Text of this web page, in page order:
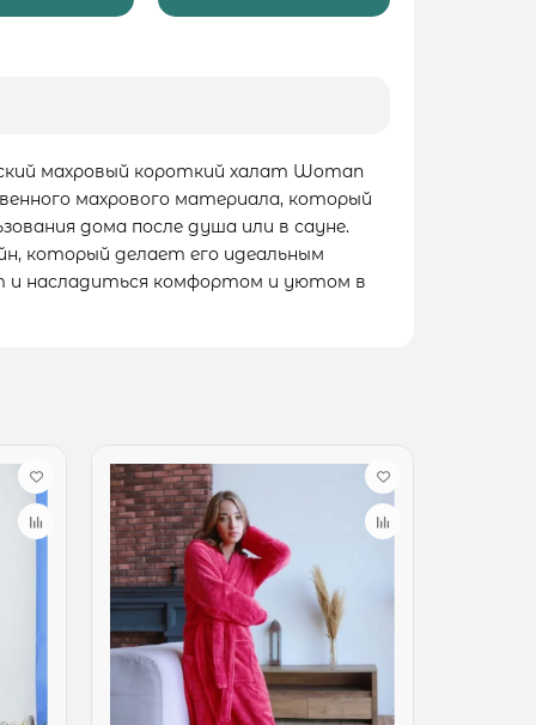
махровый короткий халат Woman
махрового материала, который
дома после душа или в сауне.
который делает его идеальным
и насладиться комфортом и уютом в